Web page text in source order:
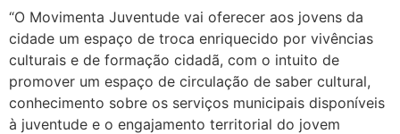
“O Movimenta Juventude vai oferecer aos jovens da
cidade um espaço de troca enriquecido por vivências
culturais e de formação cidadã, com o intuito de
promover um espaço de circulação de saber cultural,
conhecimento sobre os serviços municipais disponíveis
à juventude e o engajamento territorial do jovem